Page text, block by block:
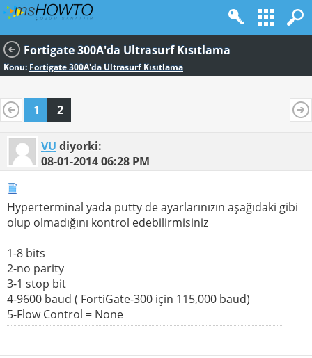
Fortigate 300A'da Ultrasurf Kısıtlama
Konu: Fortigate 300A'da Ultrasurf Kısıtlama
1 2
VU diyorki:
08-01-201406:28 PM
Hyperterminal yada putty de ayarlarınızın aşağıdaki gibi
olup olmadığını kontrol edebilirmisiniz
1-8 bits
2-no parity
3-1 stop bit
4-9600 baud ( FortiGate-300 için 115,000 baud)
5-Flow Control = None